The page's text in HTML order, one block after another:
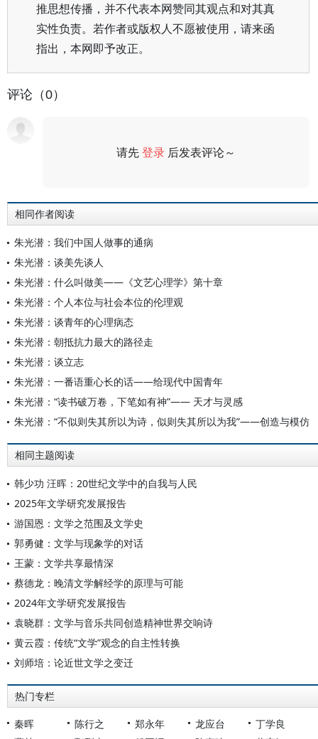
推思想传播，并不代表本网赞同其观点和对其真
实性负责。若作者或版权人不愿被使用，请来函
指出，本网即予改正。
评论（0）
请先登录 后发表评论～
相同作者阅读
朱光潜：我们中国人做事的通病
朱光潜：谈美先谈人
朱光潜：什么叫做美——《文艺心理学》第十章
朱光潜：个人本位与社会本位的伦理观
朱光潜：谈青年的心理病态
朱光潜：朝抵抗力最大的路径走
朱光潜：谈立志
朱光潜：一番语重心长的话——给现代中国青年
朱光潜：“读书破万卷，下笔如有神”—— 天才与灵感
朱光潜：“不似则失其所以为诗，似则失其所以为我”——创造与模仿
相同主题阅读
韩少功 汪晖：20世纪文学中的自我与人民
2025年文学研究发展报告
游国恩：文学之范围及文学史
郭勇健：文学与现象学的对话
王蒙：文学共享最情深
蔡德龙：晚清文学解经学的原理与可能
2024年文学研究发展报告
袁晓群：文学与音乐共同创造精神世界交响诗
黄云霞：传统“文学”观念的自主性转换
刘师培：论近世文学之变迁
热门专栏
秦晖 陈行之 郑永年 龙应台
丁学良